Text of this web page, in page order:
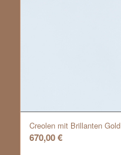
Creolen mit Brillanten Gold
670,00€